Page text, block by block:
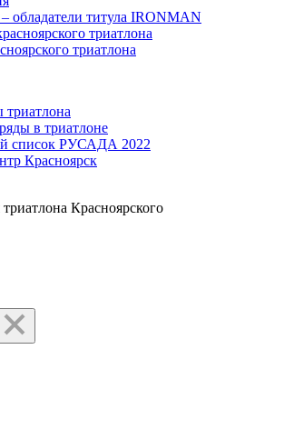
обладатели титула IRONMAN
триатлона
триатлона
в триатлоне
список РУСАДА 2022
Красноярск
Красноярского